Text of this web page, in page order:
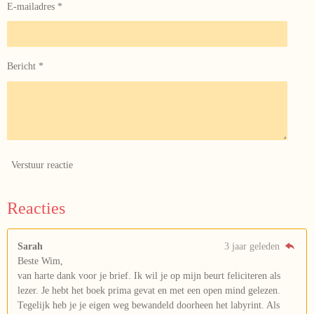
E-mailadres *
Bericht *
Verstuur reactie
Reacties
Sarah
3 jaar geleden
Beste Wim,
van harte dank voor je brief. Ik wil je op mijn beurt feliciteren als
lezer. Je hebt het boek prima gevat en met een open mind gelezen.
Tegelijk heb je je eigen weg bewandeld doorheen het labyrint. Als